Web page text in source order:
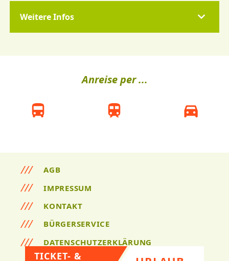
TICKET- &
Weitere Infos
Anreise per ...
AGB
IMPRESSUM
KONTAKT
BÜRGERSERVICE
DATENSCHUTZERKLÄRUNG